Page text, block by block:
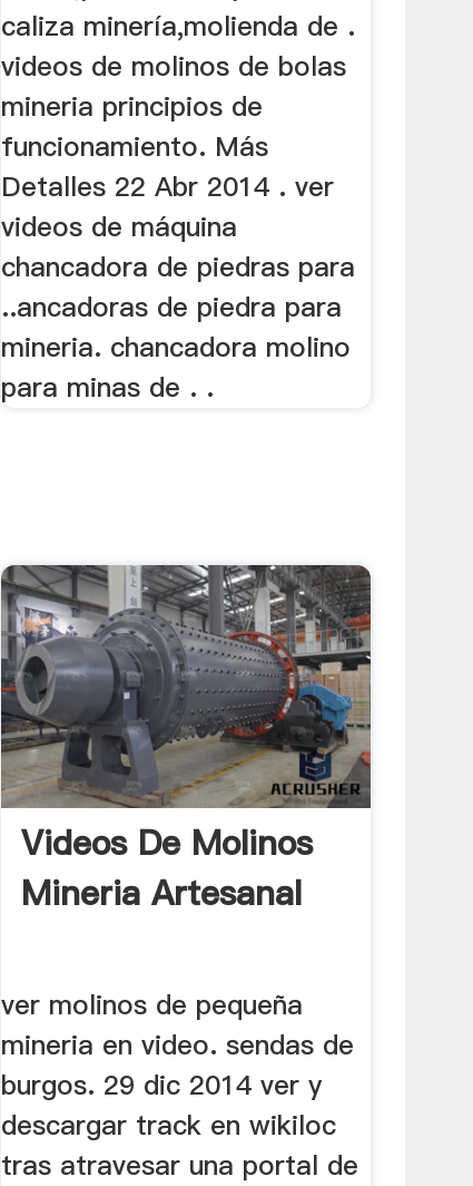
caliza minería,molienda de .
videos de molinos de bolas
mineria principios de
funcionamiento. Más
Detalles 22 Abr 2014 . ver
videos de máquina
chancadora de piedras para
..ancadoras de piedra para
mineria. chancadora molino
para minas de . .
Videos De Molinos
Mineria Artesanal
ver molinos de pequeña
mineria en video. sendas de
burgos. 29 dic 2014 ver y
descargar track en wikiloc
tras atravesar una portal de